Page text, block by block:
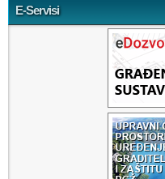
E-Servisi